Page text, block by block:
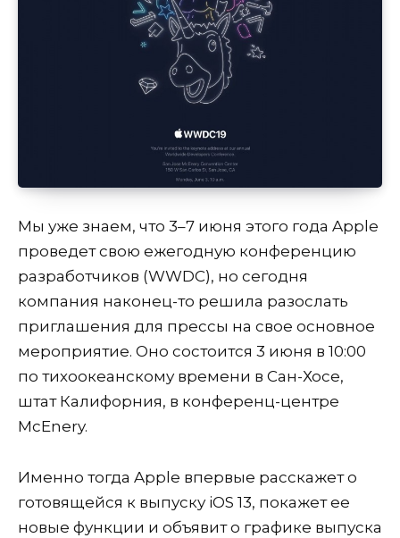
Мы уже знаем, что 3–7 июня этого года Apple
проведет свою ежегодную конференцию
разработчиков (WWDC), но сегодня
компания наконец-то решила разослать
приглашения для прессы на свое основное
мероприятие. Оно состоится 3 июня в 10:00
по тихоокеанскому времени в Сан-Хосе,
штат Калифорния, в конференц-центре
McEnery.
Именно тогда Apple впервые расскажет о
готовящейся к выпуску iOS 13, покажет ее
новые функции и объявит о графике выпуска